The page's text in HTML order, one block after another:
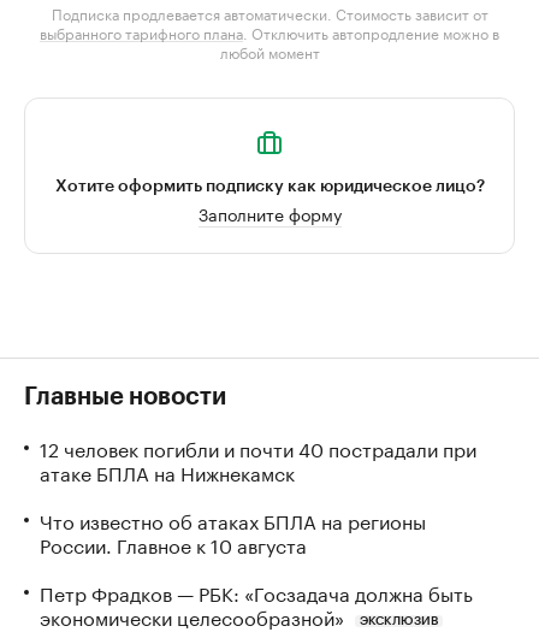
Подписка продлевается автоматически. Стоимость зависит от
выбранного тарифного плана . Отключить автопродление можно в
любой момент
Хотите оформить подписку как юридическое лицо?
Заполните форму
Главные новости
12 человек погибли и почти 40 пострадали при
атаке БПЛА на Нижнекамск
Что известно об атаках БПЛА на регионы
России. Главное к 10 августа
Петр Фрадков — РБК: «Госзадача должна быть
экономически целесообразной»
ЭКСКЛЮЗИВ